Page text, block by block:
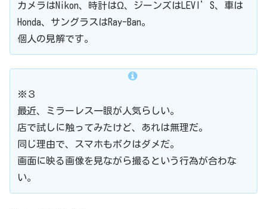
カメラはNikon、時計はΩ、ジーンズはLEVI’S、車は
Honda、サングラスはRay-Ban。
個人の見解です。
※３
最近、ミラーレス一眼が人気らしい。
店で試しに触ってみたけど、あれは無理だ。
同じ理由で、スマホもボクはダメだ。
画面に映る画像を見ながら撮るという行為が合わな
い。